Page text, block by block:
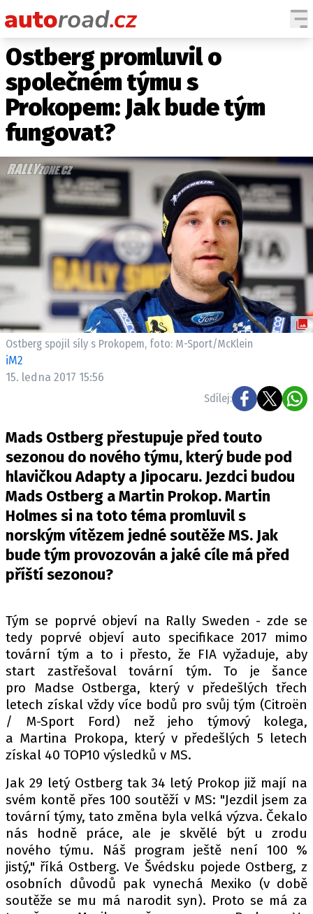
AUTA
TESTY AUT
NOVINKY
HISTORIE
ZAJÍMAVOSTI
TECHNIKA
EKONOMIKA
ČESKÝ TRH
TUNING
PROFI
ELEKTRO
TESTY ELEKTROMOBILŮ
TRH S ELEKTROMOBILY
OSTATNÍ
TISKOVKY
ROZHOVORY
DAKAR
Z DOMOVA
ZE SVĚTA
PIT LANE
ČEŠI V AKCI
FIA CEZ & POHÁRY
MEZINÁRODNÍ SCÉNA
SLEDUJTE NÁS NA
Máte příběh, fotku nebo video?
Pošlete e-mail na autoroad.cz
ETICKÝ KODEX
KONTAKT
VYDAVATEL
INZERCE
Ostberg promluvil o
společném týmu s
Prokopem: Jak bude tým
fungovat?
Ostberg spojil síly s Prokopem, foto: M-Sport/McKlein
iM2
15. ledna 2017 15:56
Sdílej:
Mads Ostberg přestupuje před touto
sezonou do nového týmu, který bude pod
hlavičkou Adapty a Jipocaru. Jezdci budou
Mads Ostberg a Martin Prokop. Martin
Holmes si na toto téma promluvil s
norským vítězem jedné soutěže MS. Jak
bude tým provozován a jaké cíle má před
příští sezonou?
Tým se poprvé objeví na Rally Sweden - zde se
tedy poprvé objeví auto specifikace 2017 mimo
tovární tým a to i přesto, že FIA vyžaduje, aby
start zastřešoval tovární tým. To je šance
pro Madse Ostberga, který v předešlých třech
letech získal vždy více bodů pro svůj tým (Citroën
/ M-Sport Ford) než jeho týmový kolega,
a Martina Prokopa, který v předešlých 5 letech
získal 40 TOP10 výsledků v MS.
Jak 29 letý Ostberg tak 34 letý Prokop již mají na
svém kontě přes 100 soutěží v MS: "Jezdil jsem za
tovární týmy, tato změna byla velká výzva. Čekalo
nás hodně práce, ale je skvělé být u zrodu
nového týmu. Náš program ještě není 100 %
jistý," říká Ostberg. Ve Švédsku pojede Ostberg, z
osobních důvodů pak vynechá Mexiko (v době
soutěže se mu má narodit syn). Proto se má za